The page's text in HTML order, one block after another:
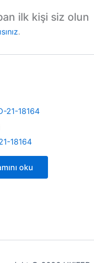
ilk kişi siz olun
.
18164
oku